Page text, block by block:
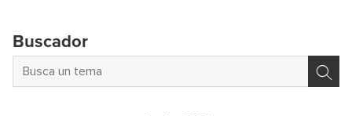
Buscador